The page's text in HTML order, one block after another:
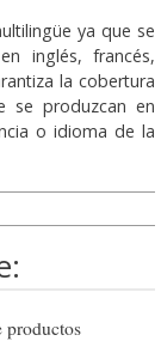
ya que se
inglés, francés,
la cobertura
se produzcan en
o idioma de la
productos